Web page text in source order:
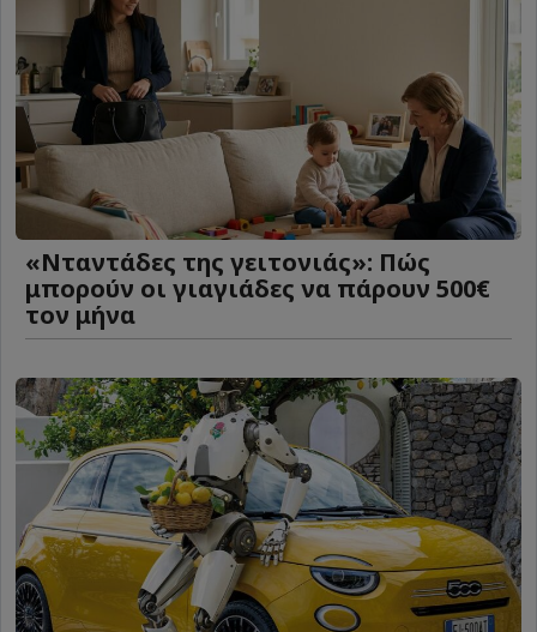
«Νταντάδες της γειτονιάς»: Πώς
μπορούν οι γιαγιάδες να πάρουν 500€
τον μήνα